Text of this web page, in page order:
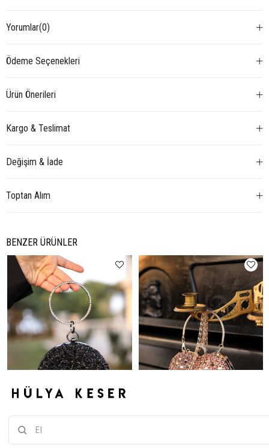
Yorumlar(0)
Ödeme Seçenekleri
Ürün Önerileri
Kargo & Teslimat
Değişim & İade
Toptan Alım
BENZER ÜRÜNLER